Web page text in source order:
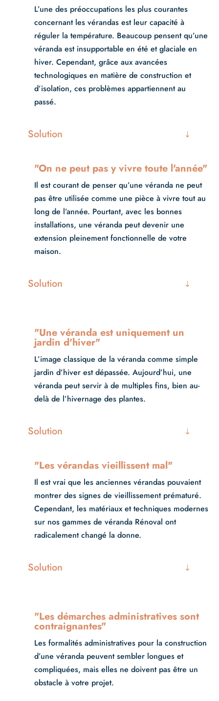
L’une des préoccupations les plus courantes
concernant les vérandas est leur capacité à
réguler la température. Beaucoup pensent qu’une
véranda est insupportable en été et glaciale en
hiver. Cependant, grâce aux avancées
technologiques en matière de construction et
d’isolation, ces problèmes appartiennent au
passé.
Solution
"On ne peut pas y vivre toute l'année"
Il est courant de penser qu’une véranda ne peut
pas être utilisée comme une pièce à vivre tout au
long de l’année. Pourtant, avec les bonnes
installations, une véranda peut devenir une
extension pleinement fonctionnelle de votre
maison.
Solution
"Une véranda est uniquement un
jardin d'hiver"
L’image classique de la véranda comme simple
jardin d’hiver est dépassée. Aujourd’hui, une
véranda peut servir à de multiples fins, bien au-
delà de l’hivernage des plantes.
Solution
"Les vérandas vieillissent mal"
Il est vrai que les anciennes vérandas pouvaient
montrer des signes de vieillissement prématuré.
Cependant, les matériaux et techniques modernes
sur nos gammes de véranda Rénoval ont
radicalement changé la donne.
Solution
"Les démarches administratives sont
contraignantes"
Les formalités administratives pour la construction
d’une véranda peuvent sembler longues et
compliquées, mais elles ne doivent pas être un
obstacle à votre projet.